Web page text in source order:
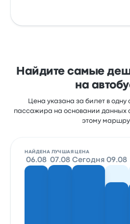
Найдите самые
на
Цена указана за билет в одну
пассажира на основании данных
этому
НАЙДЕНА ЛУЧШАЯ ЦЕНА
06.08 07.08 Сегодня 09.08